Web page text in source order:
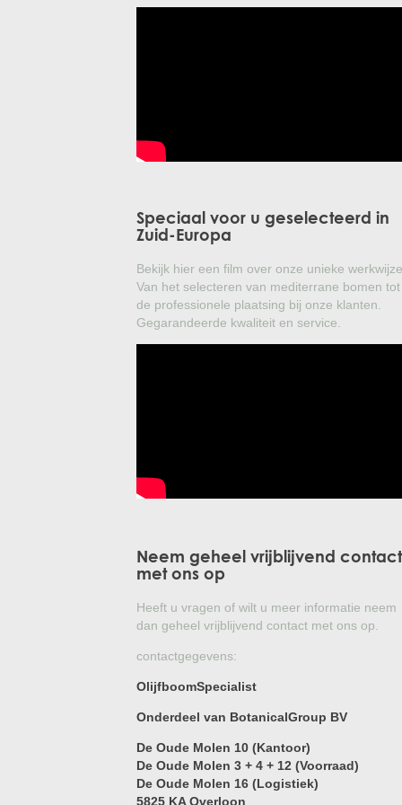
Speciaal voor u geselecteerd in
Zuid-Europa
Bekijk hier een film over onze unieke werkwijze.
Van het selecteren van mediterrane bomen tot
de professionele plaatsing bij onze klanten.
Gegarandeerde kwaliteit en service.
Neem geheel vrijblijvend contact
met ons op
Heeft u vragen of wilt u meer informatie neem
dan geheel vrijblijvend contact met ons op.
contactgegevens:
OlijfboomSpecialist
Onderdeel van BotanicalGroup BV
De Oude Molen 10 (Kantoor)
De Oude Molen 3 + 4 + 12 (Voorraad)
De Oude Molen 16 (Logistiek)
5825 KA Overloon